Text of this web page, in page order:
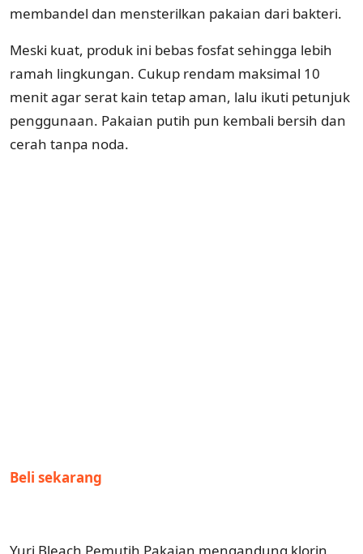
membandel dan mensterilkan pakaian dari bakteri.
Meski kuat, produk ini bebas fosfat sehingga lebih
ramah lingkungan. Cukup rendam maksimal 10
menit agar serat kain tetap aman, lalu ikuti petunjuk
penggunaan. Pakaian putih pun kembali bersih dan
cerah tanpa noda.
Beli sekarang